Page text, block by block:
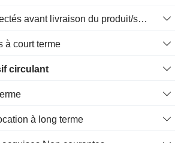
Revenus collectés avant livraison du produit/service
à court terme
circulant
à long terme